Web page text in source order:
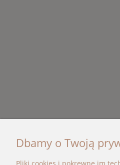
Dbamy o Twoją
Pliki cookies i pokrewne im